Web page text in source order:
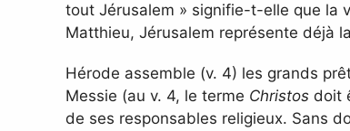
tout Jérusalem » signifie-t-elle que la
Matthieu, Jérusalem représente déjà
Hérode assemble (v. 4) les grands
Messie (au v. 4, le terme Christos doit
de ses responsables religieux. Sans